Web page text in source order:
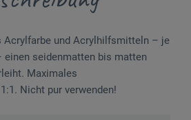
Acrylfarbe und Acrylhilfsmitteln – je
einen seidenmatten bis matten
Maximales
Nicht pur verwenden!